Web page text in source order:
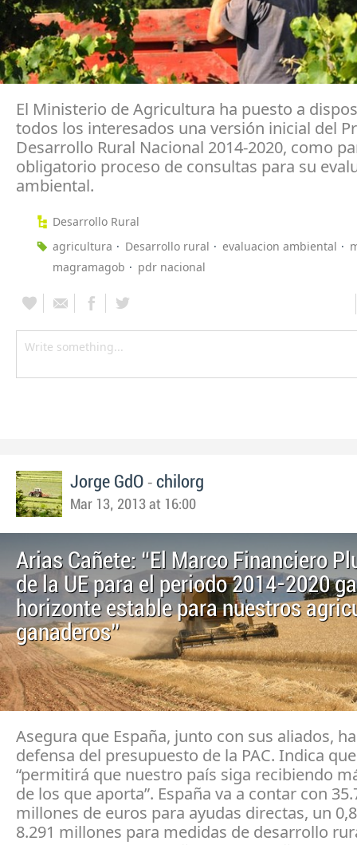
El Ministerio de Agricultura ha puesto a
todos los interesados una versión inicial del
Desarrollo Rural Nacional 2014-2020, como
obligatorio proceso de consultas para su
ambiental.
Desarrollo Rural
agricultura
Desarrollo rural evaluacion ambiental
magramagob
pdr nacional
Jorge GdO - chilorg
Mar 13, 2013 at 16:00
Arias Cañete: “El Marco Financiero
de la UE para el periodo 2014-2020
horizonte estable para nuestros
ganaderos”
Asegura que España, junto con sus aliados,
defensa del presupuesto de la PAC. Indica
“permitirá que nuestro país siga recibiendo
de los que aporta”. España va a contar con
millones de euros para ayudas directas, un
8.291 millones para medidas de desarrollo